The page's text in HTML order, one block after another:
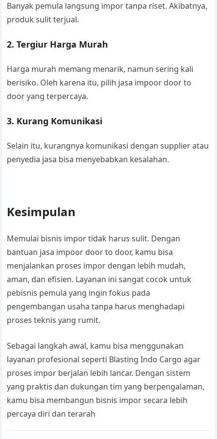
Banyak pemula langsung impor tanpa riset. Akibatnya,
produk sulit terjual.
2. Tergiur Harga Murah
Harga murah memang menarik, namun sering kali
berisiko. Oleh karena itu, pilih jasa impoor door to
door yang terpercaya.
3. Kurang Komunikasi
Selain itu, kurangnya komunikasi dengan supplier atau
penyedia jasa bisa menyebabkan kesalahan.
Kesimpulan
Memulai bisnis impor tidak harus sulit. Dengan
bantuan jasa impoor door to door, kamu bisa
menjalankan proses impor dengan lebih mudah,
aman, dan efisien. Layanan ini sangat cocok untuk
pebisnis pemula yang ingin fokus pada
pengembangan usaha tanpa harus menghadapi
proses teknis yang rumit.
Sebagai langkah awal, kamu bisa menggunakan
layanan profesional seperti Blasting Indo Cargo agar
proses impor berjalan lebih lancar. Dengan sistem
yang praktis dan dukungan tim yang berpengalaman,
kamu bisa membangun bisnis impor secara lebih
percaya diri dan terarah